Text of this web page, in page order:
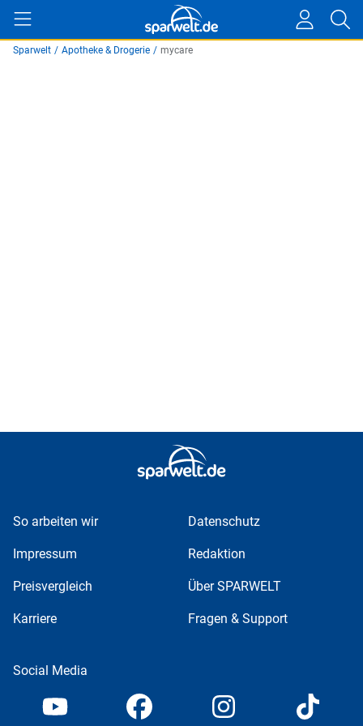
Sparwelt / Apotheke & Drogerie / mycare
So arbeiten wir Datenschutz
Impressum Redaktion
Preisvergleich Über SPARWELT
Karriere Fragen & Support
Social Media